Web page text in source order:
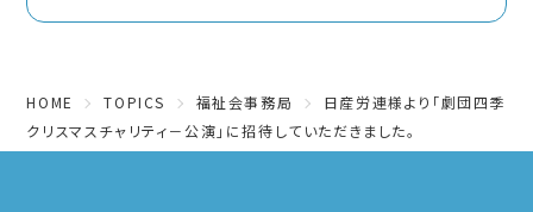
HOME TOPICS 福祉会事務局
日産労連様より「劇団四季
クリスマスチャリティ－公演」に招待していただきました。